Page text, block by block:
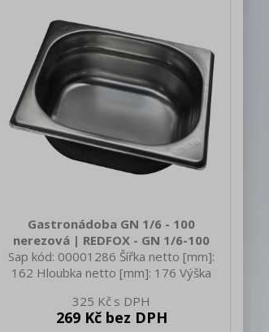
Gastronádoba GN 1/6 - 100
nerezová | REDFOX - GN 1/6-100
Sap kód: 00001286 Šířka netto [mm]:
162 Hloubka netto [mm]: 176 Výška
0.35 Šířka brutto [mm]: 350 Hloubka
brutto [mm]: 540 Výška brutto [mm]:
325 Kč
269 Kč bez DPH